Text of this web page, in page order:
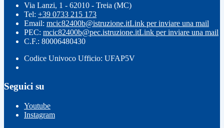
Via Lanzi, 1 - 62010 - Treia (MC)
Tel: +39 0733 215 173
Email: mcic82400b@istruzione.itLink per inviare una mail
PEC: mcic82400b@pec.istruzione.itLink per inviare una mail
C.F.: 80006480430
Codice Univoco Ufficio: UFAP5V
Seguici su
Youtube
Instagram